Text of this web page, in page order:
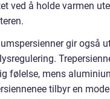
ved å holde varmen
gir også
følelse, mens
tilbyr en